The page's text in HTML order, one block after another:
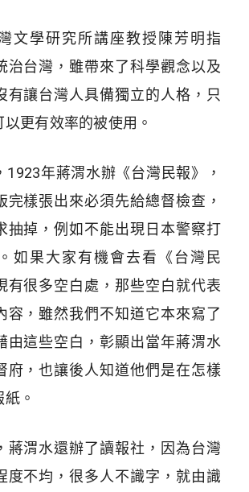
文學研究所講座教授陳芳明指
治台灣，雖帶來了科學觀念以及
有讓台灣人具備獨立的人格，只
更有效率的被使用。
1923年蔣渭水辦《台灣民報》，
完樣張出來必須先給總督檢查，
抽掉，例如不能出現日本警察打
如果大家有機會去看《台灣民
有很多空白處，那些空白就代表
容，雖然我們不知道它本來寫了
由這些空白，彰顯出當年蔣渭水
府，也讓後人知道他們是在怎樣
。
蔣渭水還辦了讀報社，因為台灣
度不均，很多人不識字，就由識